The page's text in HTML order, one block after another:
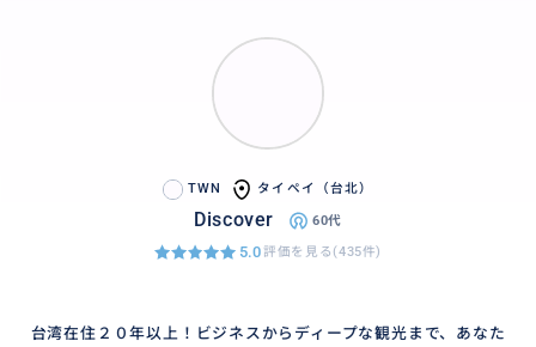
TWN タイペイ（台北）
Discover 60代
5.0評価を見る(435件)
台湾在住２０年以上！ビジネスからディープな観光まで、あなた